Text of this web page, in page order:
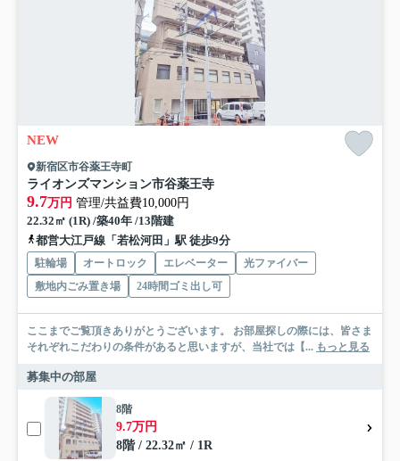
NEW
新宿区市谷薬王寺町
ライオンズマンション市谷薬王寺
9.7万円 管理/共益費10,000円
22.32㎡ (1R) /築40年 /13階建
都営大江戸線「若松河田」駅 徒歩9分
駐輪場 オートロック エレベーター
光ファイバー
敷地内ごみ置き場
24時間ゴミ出し可
ここまでご覧頂きありがとうございます。 お部屋探しの際には、皆さま
それぞれこだわりの条件があると思いますが、当社では【... もっと見る
募集中の部屋
8階
9.7万円
8階 / 22.32㎡ / 1R